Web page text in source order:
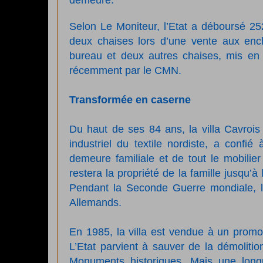
Selon Le Moniteur, l’Etat a déboursé
deux chaises lors d’une vente aux
bureau et deux autres chaises, mis
récemment par le CMN.
Transformée en caserne
Du haut de ses 84 ans, la villa
industriel du textile nordiste, a confié
demeure familiale et de tout le
restera la propriété de la famille
Pendant la Seconde Guerre
Allemands.
En 1985, la villa est vendue à un
L’Etat parvient à sauver de la